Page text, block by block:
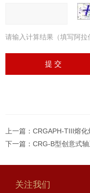
请输入计算结果（填写阿
上一篇：CRGAPH-TIII熔
下一篇：CRG-B型创意式
关注我们